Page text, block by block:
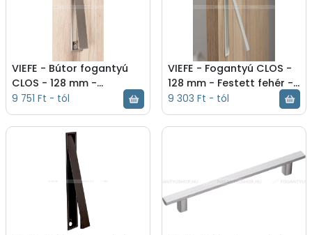
VIEFE - Bútor fogantyú
CLOS - 128 mm -
Szálcsiszolt nikkel -
Zamak fém ötvözet -
Bútorajtó felületébe
marhat - Szálcsiszolt
nikkel - Bútor fogantyú -
0235128Z23
9 751 Ft - tól
VIEFE - Fogantyú CLOS -
128 mm - Festett fehér -
Zamak fém ötvözet -
Bútorajtó felületébe
marható, süllyeszt -
9 303 Ft - tól